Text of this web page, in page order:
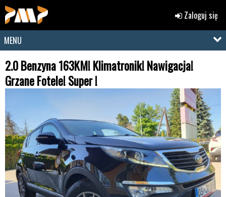
Zaloguj się
MENU
2.0 Benzyna 163KM! Klimatronik! Nawigacja!
Grzane Fotele! Super !